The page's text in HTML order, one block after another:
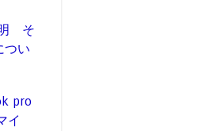
明 そ
つい
pro
イ